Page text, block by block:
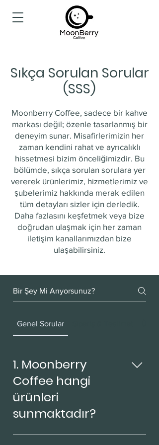
Sıkça Sorulan Sorular
(SSS)
Moonberry Coffee, sadece bir kahve
markası değil; özenle tasarlanmış bir
deneyim sunar. Misafirlerimizin her
zaman kendini rahat ve ayrıcalıklı
hissetmesi bizim önceliğimizdir. Bu
bölümde, sıkça sorulan sorulara yer
vererek ürünlerimiz, hizmetlerimiz ve
şubelerimiz hakkında merak edilen
tüm detayları sizler için derledik.
Daha fazlasını keşfetmek veya bize
doğrudan ulaşmak için her zaman
iletişim kanallarımızdan bize
ulaşabilirsiniz.
Genel Sorular
1. Moonberry
Coffee hangi
ürünleri
sunmaktadır?
Moonberry Coffee, espresso bazlı